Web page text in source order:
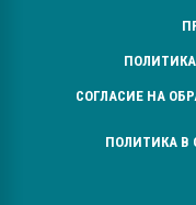
СОГЛАСИЕ НА
ПОЛИТИКА В